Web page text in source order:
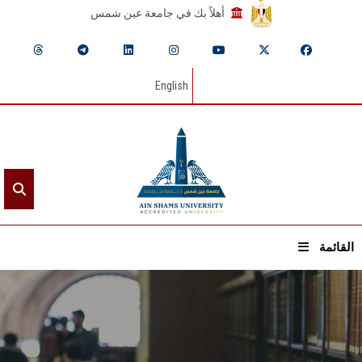
أهلاً بك في جامعة عين شمس
English
القائمة
الرئيسيـة
عن الجامعة